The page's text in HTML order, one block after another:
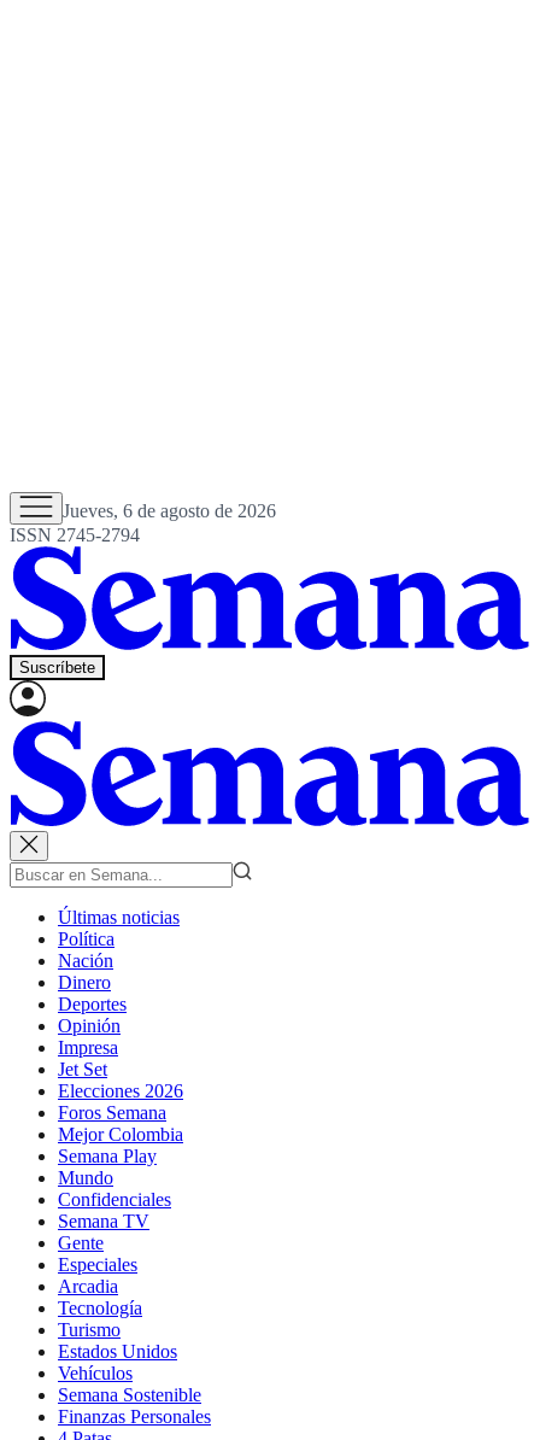
Jueves, 6 de agosto de 2026
ISSN 2745-2794
Suscríbete
Últimas noticias
Política
Nación
Dinero
Deportes
Opinión
Impresa
Jet Set
Elecciones 2026
Foros Semana
Mejor Colombia
Semana Play
Mundo
Confidenciales
Semana TV
Gente
Especiales
Arcadia
Tecnología
Turismo
Estados Unidos
Vehículos
Semana Sostenible
Finanzas Personales